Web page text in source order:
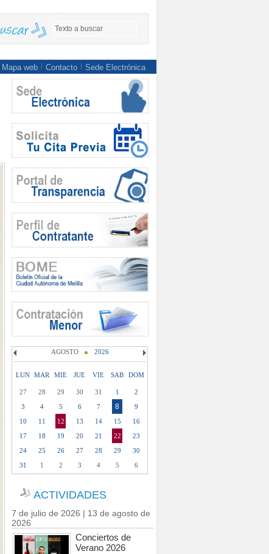
Mapa web Contacto Sede Electrónica
AGOSTO 2026
LUN MAR MIE JUE VIE SAB DOM
27 28 29 30 31 1
2
3
4 5 6 7 8
9
10
11 12 13 14 15
16
17
18 19 20 21 22
23
24
25 26 27 28 29
30
31
1 2 3 4 5 6
ACTIVIDADES
7 de julio de 2026 | 13 de agosto de
2026
Conciertos de
Verano 2026